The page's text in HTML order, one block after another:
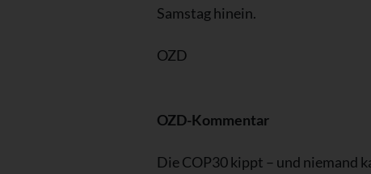
Samstag hinein.
OZD
OZD-Kommentar
Die COP30 kippt – und niemand